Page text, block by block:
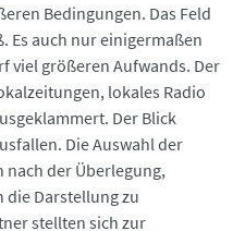
Bedingungen. Das Feld
Es auch nur einigermaßen
viel größeren Aufwands. Der
lokales Radio
Der Blick
Die Auswahl der
nach der Überlegung,
die Darstellung zu
stellten sich zur